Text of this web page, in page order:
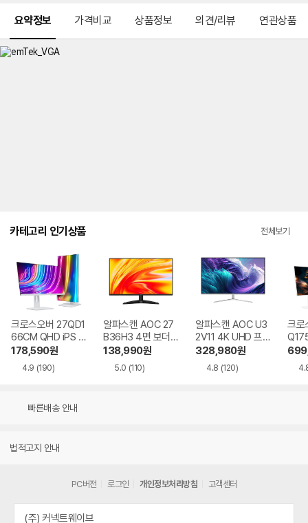
요약정보 가격비교 상품정보 의견/리뷰 연관상품
카테고리 인기상품 전체보기
크로스오버 27QD1
66CM QHD iPS U
SB-C 화이트 Ai 멀
티스탠드
178,590원
4.9 (190)
알파스캔 AOC 27
B36H3 4면 보더리
스 IPS 120 시력보
호 무결점
138,990원
5.0 (110)
알파스캔 AOC U3
2V11 4K UHD 프리
싱크 HDR 시력보호
무결점
328,980원
4.8 (120)
크로
Ai
빠른배송 안내
법적고지 안내
PC버전 로그인 개인정보처리방침 고객센터
(주) 커넥트웨이브